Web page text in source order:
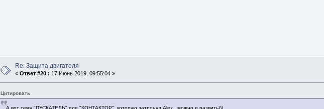
Re: Защита двигателя
«Ответ #20 : 17 Июнь 2019, 09:55:04 »
Цитировать
А вот тему "ПУСКАТЕЛЬ" или "КОНТАКТОР", которую затронул Alex , можно и развить)))